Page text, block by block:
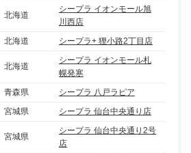
北海道
シープラ イオンモール旭
川西店
北海道 シープラ+ 狸小路2丁目店
北海道
シープラ イオンモール札
幌発寒
青森県
シープラ 八戸ラピア
宮城県 シープラ 仙台中央通り店
宮城県
シープラ 仙台中央通り2号
店